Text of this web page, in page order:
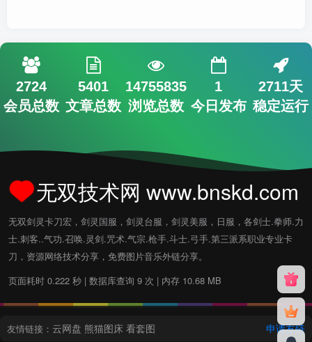
2724
会员总数
5401
文章总数
14755835
浏览总数
1
今日发布
2711天
稳定运行
无双技术网 www.bnskd.com
无双剑灵卡刀宏，剑灵国服，剑灵台服，剑灵美服，日服，各剑士.拳师.力
士.刺客..气功.召唤.灵剑.咒术.气宗.枪手.斗士.弓手.第三派系职业专业卡
刀，资源网络技术分享，免费图片音乐外链分享。
页面耗时 0.222 秒 | 数据库查询 9 次 | 内存 10.68 MB
友情链接： 云网盘 熊猫图床 看套图 申请友链